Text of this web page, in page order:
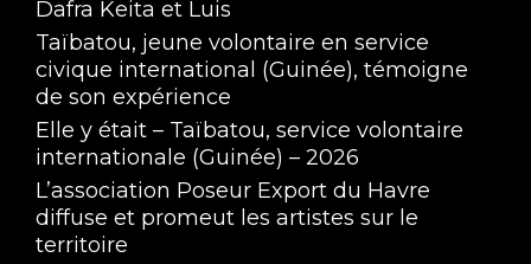
Dafra Keita et Luis
Taïbatou, jeune volontaire en service
civique international (Guinée), témoigne
de son expérience
Elle y était – Taïbatou, service volontaire
internationale (Guinée) – 2026
L’association Poseur Export du Havre
diffuse et promeut les artistes sur le
territoire